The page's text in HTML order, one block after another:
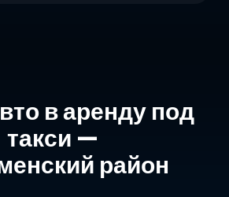
в аренду под
такси —
район